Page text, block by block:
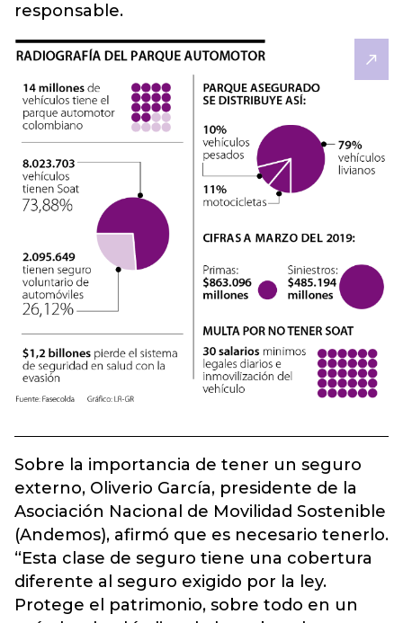
responsable.
Sobre la importancia de tener un seguro
externo, Oliverio García, presidente de la
Asociación Nacional de Movilidad Sostenible
(Andemos), afirmó que es necesario tenerlo.
“Esta clase de seguro tiene una cobertura
diferente al seguro exigido por la ley.
Protege el patrimonio, sobre todo en un